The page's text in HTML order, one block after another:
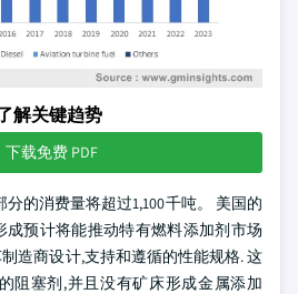
解关键趋势
下载免费 PDF
的消费量将超过1,100千吨。 美国的
成预计将能推动特有燃料添加剂市场
制造商设计,支持和遵循的性能规格. 这
阻塞剂,并且没有矿床形成金属添加